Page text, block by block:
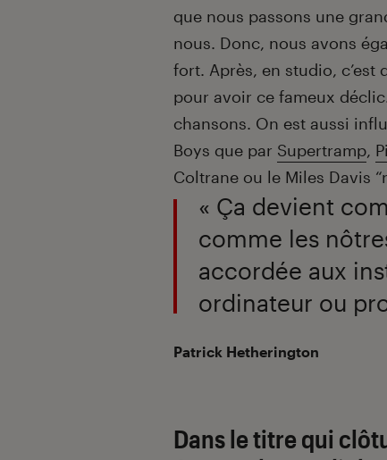
que nous passons une
nous. Donc, nous avons
fort. Après, en studio, c’est
pour avoir ce fameux
chansons. On est aussi
Boys que par Supertramp,
Coltrane ou le Miles Davis
« Ça devient
comme les
accordée aux
ordinateur ou
Patrick Hetherington
Dans le titre qui